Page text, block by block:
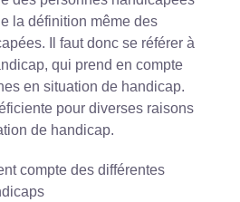
la définition même des
Il faut donc se référer à
qui prend en compte
en situation de handicap.
pour diverses raisons
de handicap.
compte des différentes